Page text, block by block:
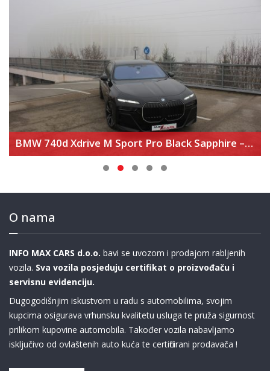
BMW 740d Xdrive M Sport Pro Black Sapphire – Executive Lounge – Theater Screen
O nama
INFO MAX CARS d.o.o. bavi se uvozom i prodajom rabljenih
vozila. Sva vozila posjeduju certifikat o proizvođaču i
servisnu evidenciju.
Dugogodišnjim iskustvom u radu s automobilima, svojim
kupcima osigurava vrhunsku kvalitetu usluga te pruža sigurnost
prilikom kupovine automobila. Također vozila nabavljamo
isključivo od ovlaštenih auto kuća te certificirani prodavača !